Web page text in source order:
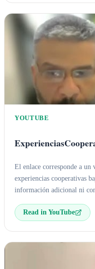
YOUTUBE
El enlace corresponde a
experiencias cooperativas
información adicional ni
Read in YouTube